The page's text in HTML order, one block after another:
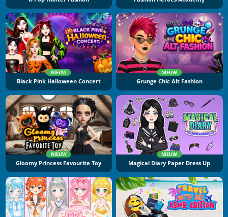
NIEUW
Black Pink Halloween Concert
NIEUW
Grunge Chic Alt Fashion
NIEUW
Gloomy Princess Favourite Toy
NIEUW
Magical Diary Paper Dress Up